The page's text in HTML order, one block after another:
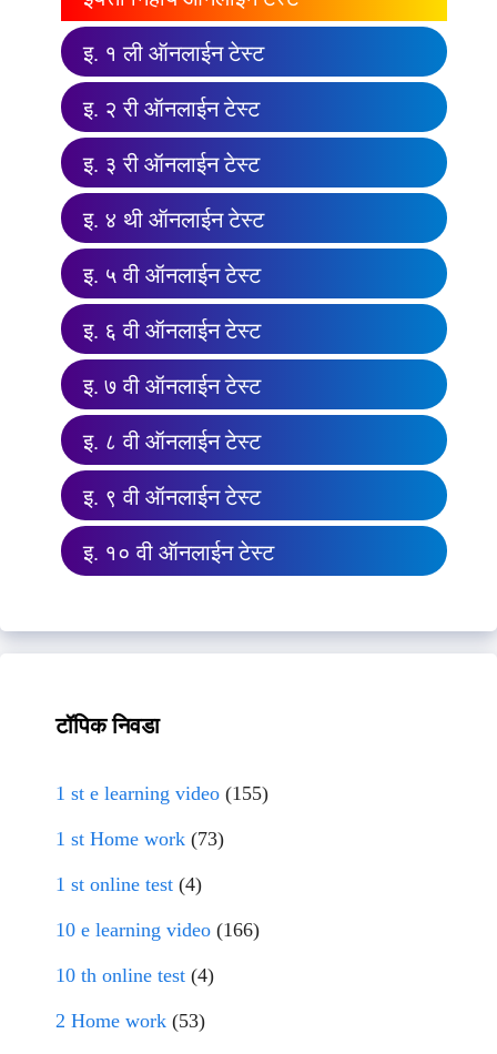
इ. १ ली ऑनलाईन टेस्ट
इ. २ री ऑनलाईन टेस्ट
इ. ३ री ऑनलाईन टेस्ट
इ. ४ थी ऑनलाईन टेस्ट
इ. ५ वी ऑनलाईन टेस्ट
इ. ६ वी ऑनलाईन टेस्ट
इ. ७ वी ऑनलाईन टेस्ट
इ. ८ वी ऑनलाईन टेस्ट
इ. ९ वी ऑनलाईन टेस्ट
इ. १० वी ऑनलाईन टेस्ट
टॉपिक निवडा
1 st e learning video (155)
1 st Home work (73)
1 st online test (4)
10 e learning video (166)
10 th online test (4)
2 Home work (53)